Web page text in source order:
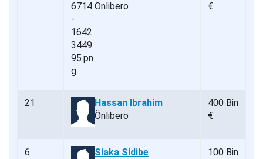
Önlibero
€
21
Hassan Ibrahim
Önlibero
400 Bin
€
6
Siaka Sidibe
100 Bin